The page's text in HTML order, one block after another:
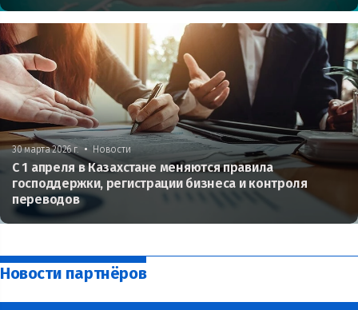
30 марта 2026 г. • Новости
С 1 апреля в Казахстане меняются правила
господдержки, регистрации бизнеса и контроля
переводов
Новости партнёров